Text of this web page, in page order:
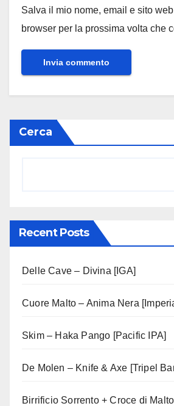
Salva il mio nome, email e sito
browser per la prossima volta che
Cerca
Recent Posts
Delle Cave – Divina [IGA]
Cuore Malto – Anima Nera
Skim – Haka Pango [Pacific IPA]
De Molen – Knife & Axe [Tripel
Birrificio Sorrento + Croce di